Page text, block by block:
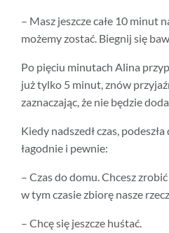
– Masz jeszcze całe 10 minut
możemy zostać. Biegnij się
Po pięciu minutach Alina
już tylko 5 minut, znów
zaznaczając, że nie będzie
Kiedy nadszedł czas,
łagodnie i pewnie:
– Czas do domu. Chcesz
w tym czasie zbiorę nasze
– Chcę się jeszcze huśtać.